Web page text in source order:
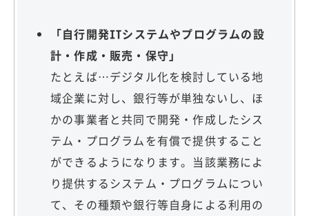
「自行開発ITシステムやプログラムの設
計・作成・販売・保守」
たとえば…デジタル化を検討している地
域企業に対し、銀行等が単独ないし、ほ
かの事業者と共同で開発・作成したシス
テム・プログラムを有償で提供すること
ができるようになります。当該業務によ
り提供するシステム・プログラムについ
て、その種類や銀行等自身による利用の